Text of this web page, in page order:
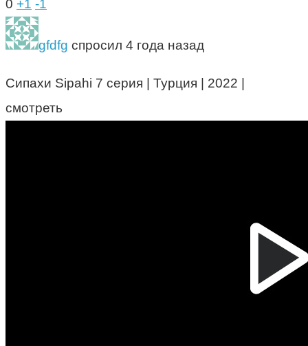
0 +1 -1
gfdfg спросил 4 года назад
Сипахи Sipahi 7 серия | Турция | 2022 |
смотреть